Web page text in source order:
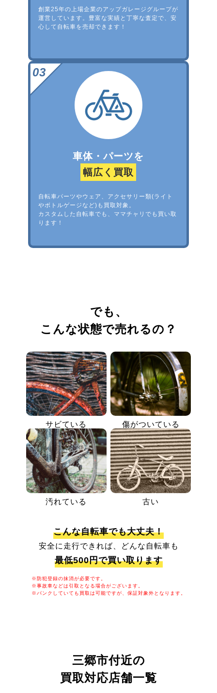
創業25年の上場企業のアップガレージグループが
運営しています。豊富な実績と丁寧な査定で、安
心して自転車を売却できます！
車体・パーツを
幅広く買取
自転車パーツやウェア、アクセサリー類(ライト
やボトルゲージなど)も買取対象。
カスタムした自転車でも、ママチャリでも買い取
ります！
でも、
こんな状態で売れるの？
サビている 傷がついている
汚れている 古い
こんな自転車でも大丈夫！
安全に走行できれば、どんな自転車も
最低500円で買い取ります
※防犯登録の抹消が必要です。
※事故車などは引取となる場合がございます。
※パンクしていても買取は可能ですが、保証対象外となります。
三郷市付近の
買取対応店舗一覧